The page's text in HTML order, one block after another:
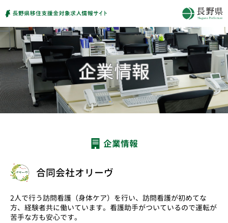
企業情報
合同会社オリーヴ
2人で行う訪問看護（身体ケア）を行い、訪問看護が初めてな
方、経験者共に働いています。看護助手がついているので運転が
苦手な方も安心です。